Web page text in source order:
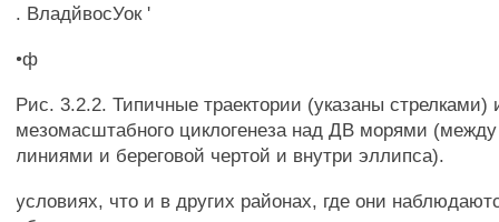
. ВладйвосУок '
•ф
Рис. 3.2.2. Типичные траектории (указаны стрелками)
мезомасштабного циклогенеза над ДВ морями
линиями и береговой чертой и внутри эллипса).
условиях, что и в других районах, где они